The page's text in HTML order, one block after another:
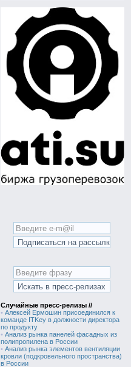
Случайные пресс-релизы //
• Алексей Ермошин присоединился к
команде ITKey в должности директора
по продукту
• Анализ рынка панелей фасадных из
полипропилена в России
• Анализ рынка элементов вентиляции
кровли (подкровельного пространства)
в России